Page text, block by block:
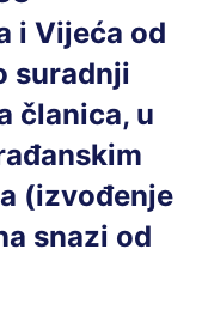
i Vijeća od
suradnji
članica, u
(izvođenje
snazi od